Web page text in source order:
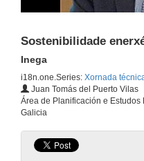
Sostenibilidade
Inega
i18n.one.Series: Xornada
Juan Tomás del Puerto Vilas
Área de Planificación e Estudos
Galicia